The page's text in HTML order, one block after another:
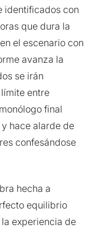
identificados con
que dura la
el escenario con
avanza la
se irán
entre
final
hace alarde de
confesándose
hecha a
equilibrio
experiencia de